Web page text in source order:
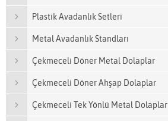
Plastik Avadanlık Setleri
Metal Avadanlık Standları
Çekmeceli Döner Metal Dolaplar
Çekmeceli Döner Ahşap Dolaplar
Çekmeceli Tek Yönlü Metal Dolaplar